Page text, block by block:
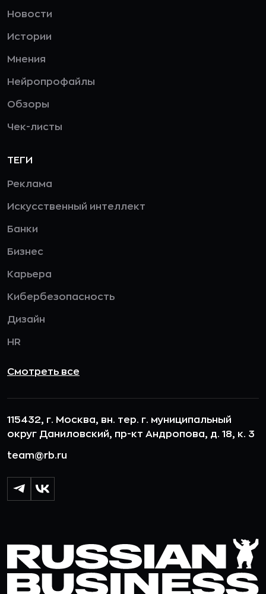
Новости
Истории
Мнения
Нейропрофайлы
Обзоры
Чек-листы
ТЕГИ
Реклама
Искусственный интеллект
Банки
Бизнес
Карьера
Кибербезопасность
Дизайн
HR
Смотреть все
115432, г. Москва, вн. тер. г. муниципальный
округ Даниловский, пр-кт Андропова, д. 18, к. 3
team@rb.ru